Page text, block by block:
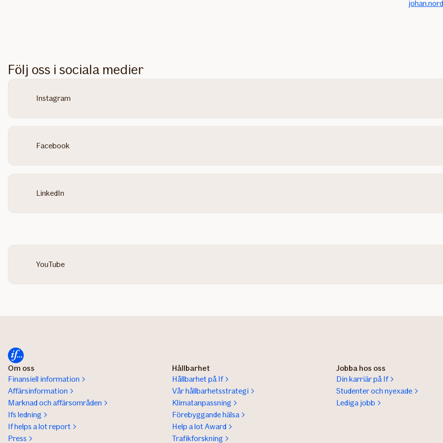
Följ oss i sociala medier
Instagram
Facebook
LinkedIn
YouTube
Om oss
Finansiell information
Affärsinformation
Marknad och affärsområden
Ifs ledning
If helps a lot report
Press
Hållbarhet
Hållbarhet på If
Vår hållbarhetsstrategi
Klimatanpassning
Förebyggande hälsa
Help a lot Award
Trafikforskning
Jobba hos oss
Din karriär på If
Studenter och nyexade
Lediga jobb